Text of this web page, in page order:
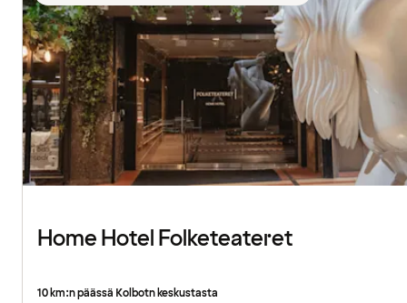
Home Hotel Folketeateret
10 km:n päässä Kolbotn keskustasta